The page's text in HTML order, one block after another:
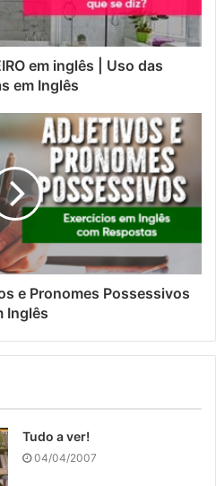
em inglês | Uso das
em Inglês
e Pronomes Possessivos
Inglês
Tudo a ver!
04/04/2007